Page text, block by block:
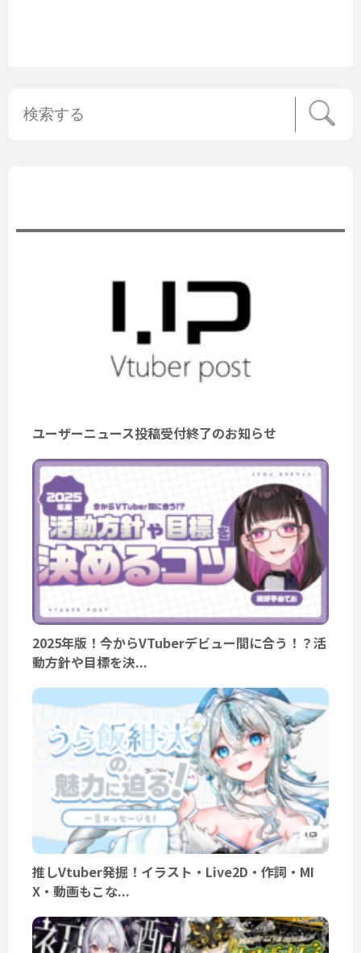
ユーザーニュース投稿受付終了のお知らせ
2025年版！今からVTuberデビュー間に合う！？活
動方針や目標を決...
推しVtuber発掘！イラスト・Live2D・作詞・MI
X・動画もこな...